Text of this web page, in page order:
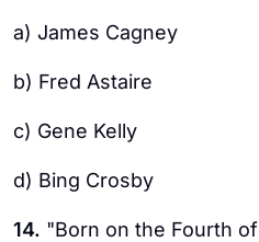
a) James Cagney
b) Fred Astaire
c) Gene Kelly
d) Bing Crosby
14. "Born on the Fourth